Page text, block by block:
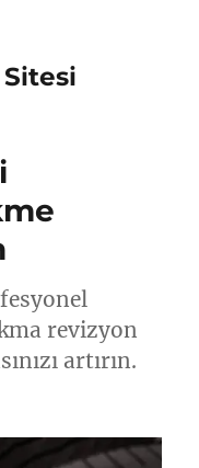
revizyon
artırın.